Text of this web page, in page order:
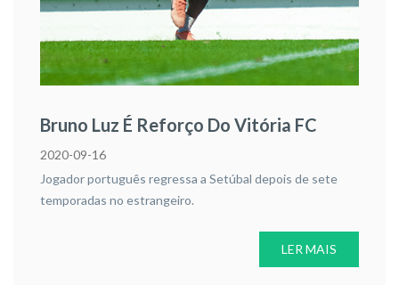
Bruno Luz É Reforço Do Vitória FC
2020-09-16
Jogador português regressa a Setúbal depois de sete
temporadas no estrangeiro.
LER MAIS